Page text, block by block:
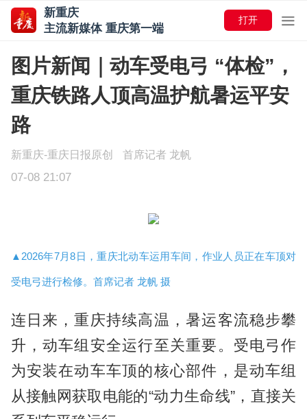
新重庆
主流新媒体 重庆第一端
打开
图片新闻｜动车受电弓 “体检”，
重庆铁路人顶高温护航暑运平安
路
新重庆-重庆日报原创 首席记者 龙帆
07-08 21:07
▲2026年7月8日，重庆北动车运用车间，作业人员正在车顶对
受电弓进行检修。首席记者 龙帆 摄
连日来，重庆持续高温，暑运客流稳步攀
升，动车组安全运行至关重要。受电弓作
为安装在动车车顶的核心部件，是动车组
从接触网获取电能的“动力生命线”，直接关